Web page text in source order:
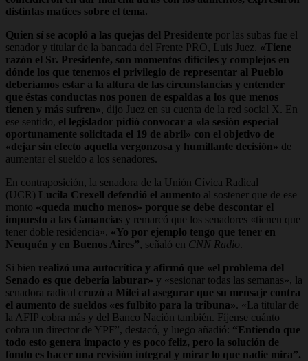
distintas matices sobre el tema.
Quien sí se acopló a las quejas del Presidente por las subas fue el
senador y titular de la bancada del Frente PRO, Luis Juez. «Tiene
razón el Sr. Presidente, son momentos difíciles y complejos en
dónde los que tenemos el privilegio de representar al Pueblo
deberíamos estar a la altura de las circunstancias y entender
que éstas conductas nos ponen de espaldas a los que menos
tienen y más sufren», dijo Juez en su cuenta de la red social X. En
ese sentido, el legislador pidió convocar a «la sesión especial
oportunamente solicitada el 19 de abril» con el objetivo de
«dejar sin efecto aquella vergonzosa y humillante decisión» de
aumentar el sueldo a los senadores.
En contraposición, la senadora de la Unión Cívica Radical
(UCR) Lucila Crexell defendió el aumento al sostener que de ese
monto «queda mucho menos» porque se debe descontar el
impuesto a las Ganancias y remarcó que los senadores «tienen que
tener doble residencia». «Yo por ejemplo tengo que tener en
Neuquén y en Buenos Aires”, señaló en CNN Radio.
Si bien realizó una autocrítica y afirmó que «el problema del
Senado es que debería laburar» y «sesionar todas las semanas», la
senadora radical cruzó a Milei al asegurar que su mensaje contra
el aumento de sueldos «es fulbito para la tribuna». «La titular de
la AFIP cobra más y del Banco Nación también. Fíjense cuánto
cobra un director de YPF”, destacó, y luego añadió: “Entiendo que
todo esto genera impacto y es poco feliz, pero la solución de
fondo es hacer una revisión integral y mirar lo que nadie mira”.